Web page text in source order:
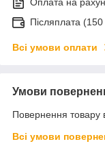
Післяплата
Всі умови оплати
Умови
Повернення товару
Всі умови